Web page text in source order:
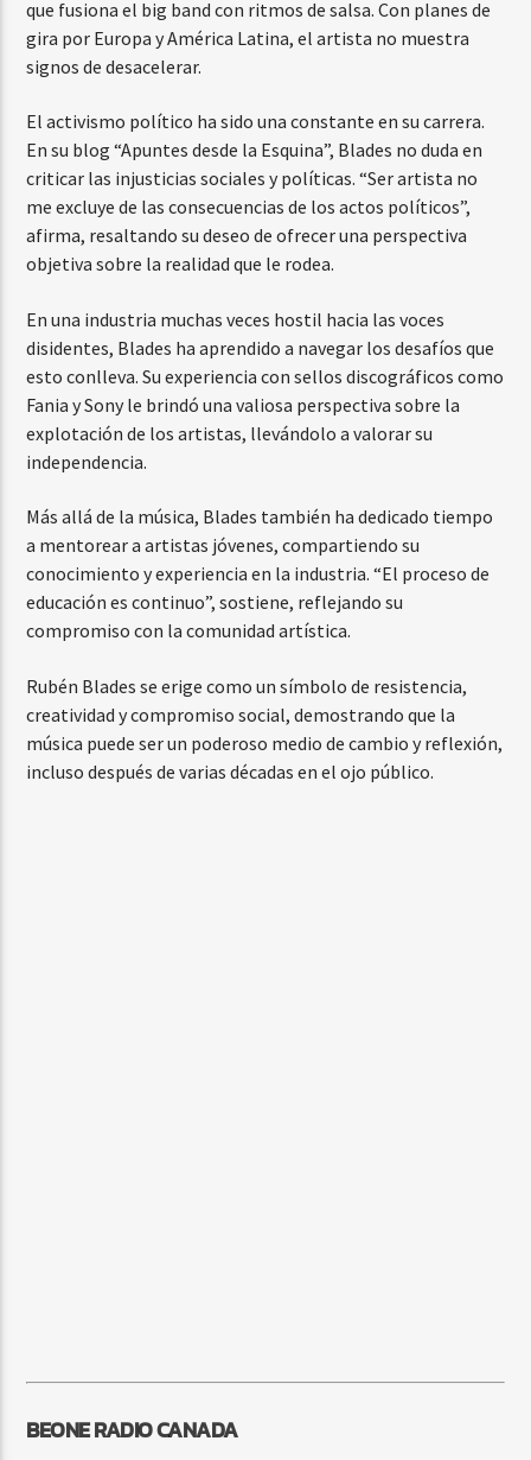
que fusiona el big band con ritmos de salsa. Con planes de
gira por Europa y América Latina, el artista no muestra
signos de desacelerar.
El activismo político ha sido una constante en su carrera.
En su blog “Apuntes desde la Esquina”, Blades no duda en
criticar las injusticias sociales y políticas. “Ser artista no
me excluye de las consecuencias de los actos políticos”,
afirma, resaltando su deseo de ofrecer una perspectiva
objetiva sobre la realidad que le rodea.
En una industria muchas veces hostil hacia las voces
disidentes, Blades ha aprendido a navegar los desafíos que
esto conlleva. Su experiencia con sellos discográficos como
Fania y Sony le brindó una valiosa perspectiva sobre la
explotación de los artistas, llevándolo a valorar su
independencia.
Más allá de la música, Blades también ha dedicado tiempo
a mentorear a artistas jóvenes, compartiendo su
conocimiento y experiencia en la industria. “El proceso de
educación es continuo”, sostiene, reflejando su
compromiso con la comunidad artística.
Rubén Blades se erige como un símbolo de resistencia,
creatividad y compromiso social, demostrando que la
música puede ser un poderoso medio de cambio y reflexión,
incluso después de varias décadas en el ojo público.
BEONE RADIO CANADA